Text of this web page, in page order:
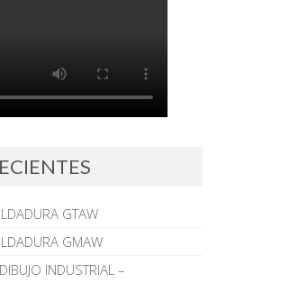
GTAW
GMAW
INDUSTRIAL –